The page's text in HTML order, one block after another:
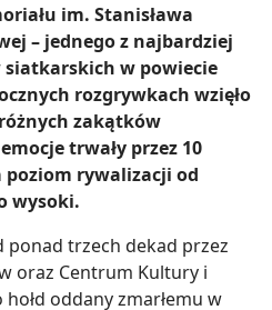
im. Stanisława
– jednego z najbardziej
w powiecie
rozgrywkach wzięło
zakątków
trwały przez 10
rywalizacji od
wysoki.
trzech dekad przez
oraz Centrum Kultury i
oddany zmarłemu w